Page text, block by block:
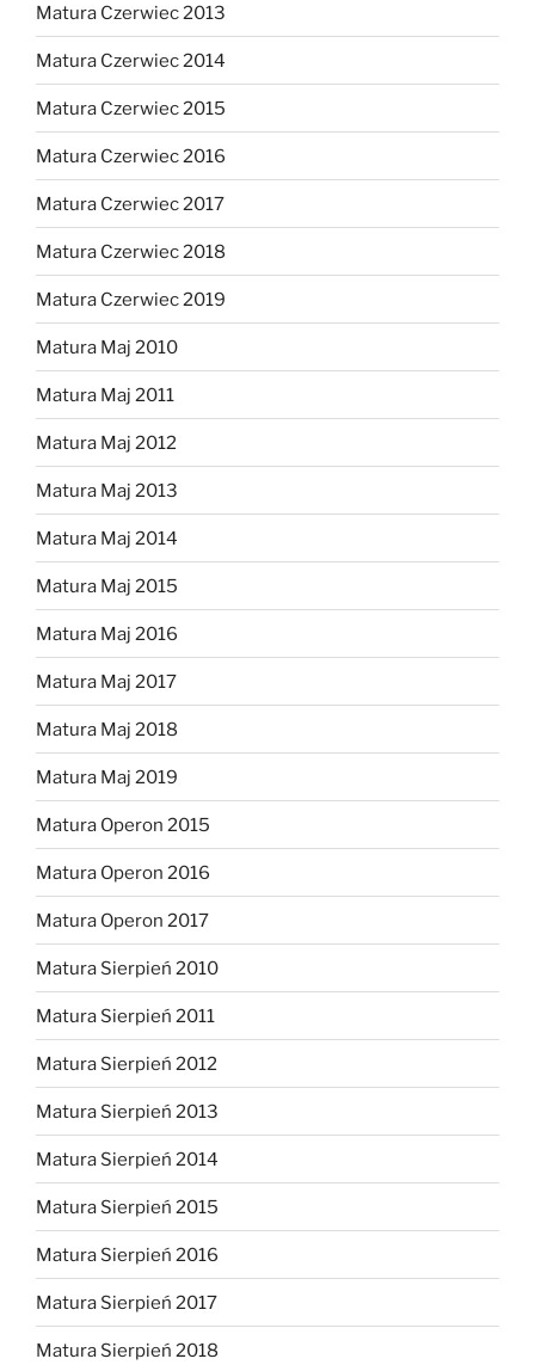
Matura Czerwiec 2013
Matura Czerwiec 2014
Matura Czerwiec 2015
Matura Czerwiec 2016
Matura Czerwiec 2017
Matura Czerwiec 2018
Matura Czerwiec 2019
Matura Maj 2010
Matura Maj 2011
Matura Maj 2012
Matura Maj 2013
Matura Maj 2014
Matura Maj 2015
Matura Maj 2016
Matura Maj 2017
Matura Maj 2018
Matura Maj 2019
Matura Operon 2015
Matura Operon 2016
Matura Operon 2017
Matura Sierpień 2010
Matura Sierpień 2011
Matura Sierpień 2012
Matura Sierpień 2013
Matura Sierpień 2014
Matura Sierpień 2015
Matura Sierpień 2016
Matura Sierpień 2017
Matura Sierpień 2018